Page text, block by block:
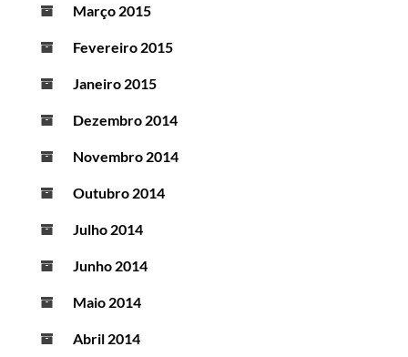
Março 2015
Fevereiro 2015
Janeiro 2015
Dezembro 2014
Novembro 2014
Outubro 2014
Julho 2014
Junho 2014
Maio 2014
Abril 2014